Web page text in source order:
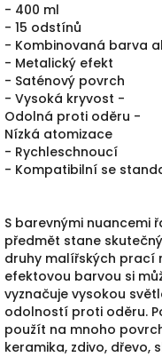
- 400 ml
- 15 odstínů
- Kombinovaná barva
- Metalický efekt
- Saténový povrch
- Vysoká kryvost -
Odolná proti oděru -
Nízká atomizace
- Rychleschnoucí
- Kompatibilní se
S barevnými nuancemi
předmět stane
druhy malířských prací
efektovou barvou si
vyznačuje vysokou
odolností proti oděru.
použít na mnoho
keramika, zdivo, dřevo,